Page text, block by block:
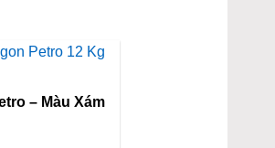
– Màu Xám